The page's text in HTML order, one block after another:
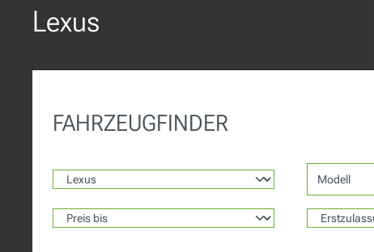
Lexus
FAHRZEUGFINDER
Modell